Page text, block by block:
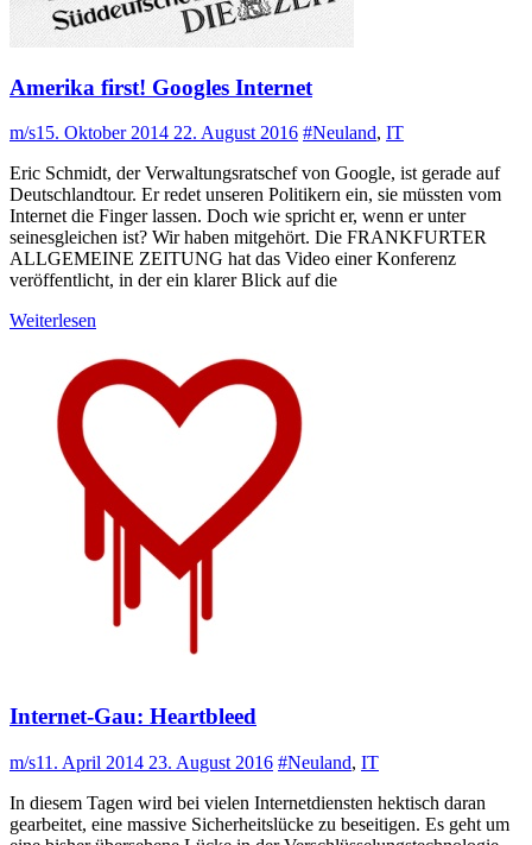
Amerika first! Googles Internet
m/s15. Oktober 2014 22. August 2016 #Neuland, IT
Eric Schmidt, der Verwaltungsratschef von Google, ist gerade auf
Deutschlandtour. Er redet unseren Politikern ein, sie müssten vom
Internet die Finger lassen. Doch wie spricht er, wenn er unter
seinesgleichen ist? Wir haben mitgehört. Die FRANKFURTER
ALLGEMEINE ZEITUNG hat das Video einer Konferenz
veröffentlicht, in der ein klarer Blick auf die
Weiterlesen
Internet-Gau: Heartbleed
m/s11. April 2014 23. August 2016 #Neuland, IT
In diesem Tagen wird bei vielen Internetdiensten hektisch daran
gearbeitet, eine massive Sicherheitslücke zu beseitigen. Es geht um